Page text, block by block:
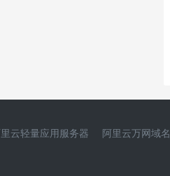
云轻量应用服务器 阿里云万网域名